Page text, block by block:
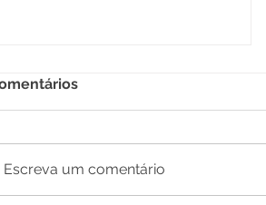
Escreva um comentário